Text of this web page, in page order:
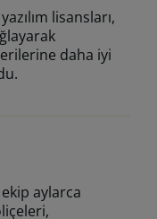
lisansları,
daha iyi
aylarca